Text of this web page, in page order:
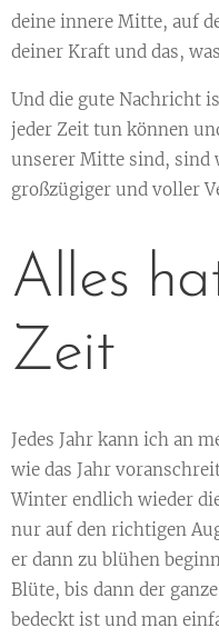
deine innere Mitte, auf
deiner Kraft und das,
Und die gute Nachricht
jeder Zeit tun können
unserer Mitte sind, sind
großzügiger und voller
Alles
Zeit
Jedes Jahr kann ich an
wie das Jahr
Winter endlich wieder
nur auf den richtigen
er dann zu blühen
Blüte, bis dann der
bedeckt ist und man